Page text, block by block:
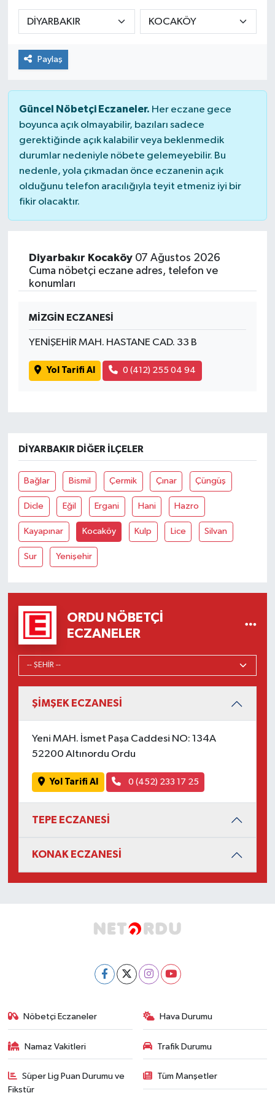
Paylaş
Güncel Nöbetçi Eczaneler. Her eczane gece
boyunca açık olmayabilir, bazıları sadece
gerektiğinde açık kalabilir veya beklenmedik
durumlar nedeniyle nöbete gelemeyebilir. Bu
nedenle, yola çıkmadan önce eczanenin açık
olduğunu telefon aracılığıyla teyit etmeniz iyi bir
fikir olacaktır.
Diyarbakır Kocaköy07 Ağustos 2026
Cuma nöbetçi eczane adres, telefon ve
konumları
MİZGİN ECZANESİ
YENİŞEHİR MAH. HASTANE CAD. 33 B
Yol Tarifi Al 0 (412) 255 04 94
DIYARBAKIR DIĞER İLÇELER
Bağlar Bismil Çermik Çınar Çüngüş
Dicle Eğil Ergani Hani Hazro
Kayapınar Kocaköy Kulp Lice Silvan
Sur Yenişehir
ORDU NÖBETÇI
ECZANELER
ŞİMŞEK ECZANESİ
Yeni MAH. İsmet Paşa Caddesi NO: 134A
52200 Altınordu Ordu
Yol Tarifi Al 0 (452) 233 17 25
TEPE ECZANESİ
KONAK ECZANESİ
Nöbetçi Eczaneler Hava Durumu
Namaz Vakitleri Trafik Durumu
Süper Lig Puan Durumu ve
Fikstür
Tüm Manşetler
KADIN
KULTUR-SANAT
MEDYA
OTOMOBİL
ÖZEL HABER
SAĞLIK
TARIM
TEKNOLOJİ
YAŞAM